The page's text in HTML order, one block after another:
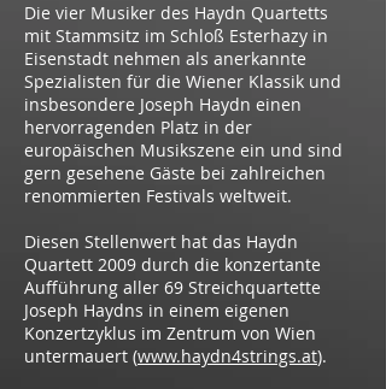
Die vier Musiker des Haydn Quartetts
mit Stammsitz im Schloß Esterhazy in
Eisenstadt nehmen als anerkannte
Spezialisten für die Wiener Klassik und
insbesondere Joseph Haydn einen
hervorragenden Platz in der
europäischen Musikszene ein und sind
gern gesehene Gäste bei zahlreichen
renommierten Festivals weltweit.
Diesen Stellenwert hat das Haydn
Quartett 2009 durch die konzertante
Aufführung aller 69 Streichquartette
Joseph Haydns in einem eigenen
Konzertzyklus im Zentrum von Wien
untermauert (www.haydn4strings.at).